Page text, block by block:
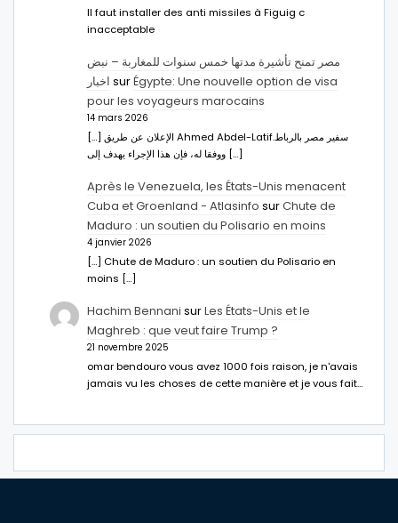
Il faut installer des anti missiles à Figuig c
inacceptable
مصر تمنح تأشيرة مدتها خمس سنوات للمغاربة – نبض
اخبار surÉgypte: Une nouvelle option de visa
pour les voyageurs marocains
14 mars 2026
[…] الإعلان عن طريق Ahmed Abdel-Latifسفير مصر بالرباط.
ووفقا له، فإن هذا الإجراء يهدف إلى […]
Après le Venezuela, les États-Unis menacent
Cuba et Groenland - Atlasinfo surChute de
Maduro : un soutien du Polisario en moins
4 janvier 2026
[…] Chute de Maduro : un soutien du Polisario en
moins […]
Hachim Bennani surLes États-Unis et le
Maghreb : que veut faire Trump ?
21 novembre 2025
omar bendouro vous avez 1000 fois raison, je n'avais
jamais vu les choses de cette manière et je vous fait…